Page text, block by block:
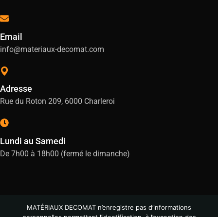
Email
info@materiaux-decomat.com
Adresse
Rue du Roton 209, 6000 Charleroi
Lundi au Samedi
De 7h00 à 18h00 (fermé le dimanche)
MATÉRIAUX DECOMAT n’enregistre pas d’informations